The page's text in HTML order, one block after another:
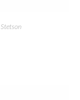
Stetson